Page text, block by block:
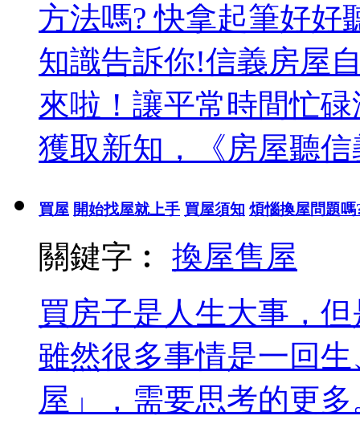
方法嗎? 快拿起筆好好
知識告訴你!信義房屋
來啦！讓平常時間忙
獲取新知，《房屋聽信
買屋 開始找屋就上手 買屋須知 煩惱換屋問題
關鍵字︰ 換屋售屋
買房子是人生大事，
雖然很多事情是一回
屋」，需要思考的更